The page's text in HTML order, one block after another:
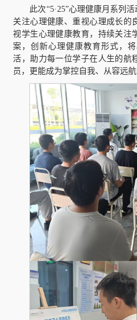
此次“5·25”心理健康月系列
关注心理健康、重视心理成长的
视学生心理健康教育，持续关注
案，创新心理健康教育形式，
活，助力每一位学子在人生的航
员，更能成为掌控自我、从容远航